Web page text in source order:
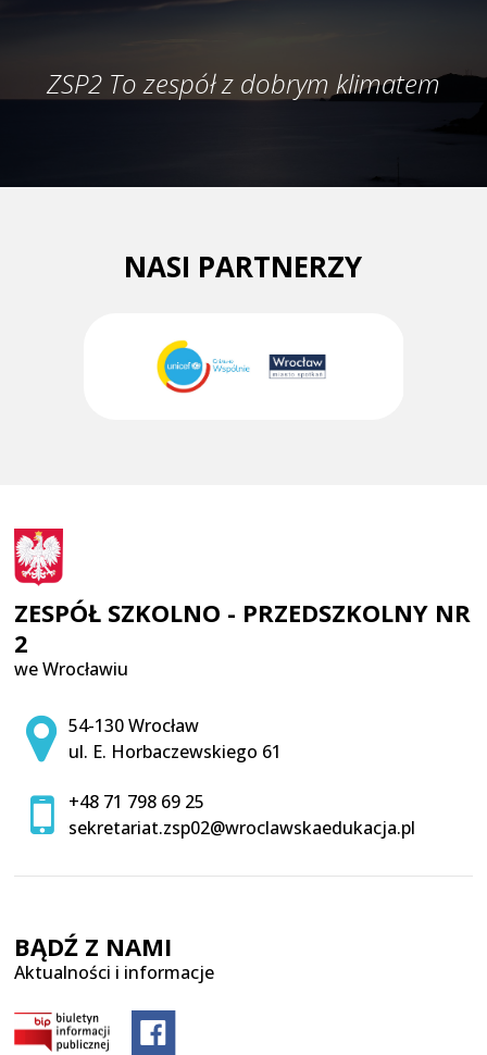
ZSP2 To zespół z dobrym klimatem
NASI PARTNERZY
ZESPÓŁ SZKOLNO - PRZEDSZKOLNY NR
2
we Wrocławiu
Adres pocztowy:
54-130 Wrocław
ul. E. Horbaczewskiego 61
+48 71 798 69 25
sekretariat.zsp02@wroclawskaedukacja.pl
BĄDŹ Z NAMI
Aktualności i informacje